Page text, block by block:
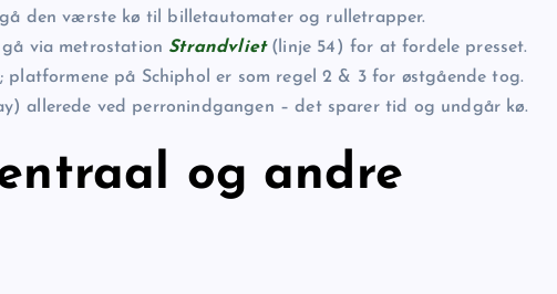
den værste kø til billetautomater og rulletrapper.
via metrostation Strandvliet(linje 54) for at fordele presset.
på Schiphol er som regel 2 & 3 for østgående tog.
allerede ved perronindgangen – det sparer tid og undgår kø.
og andre